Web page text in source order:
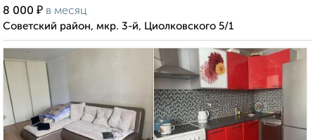
8 000 ₽ в месяц
Советский район, мкр. 3-й, Циолковского 5/1